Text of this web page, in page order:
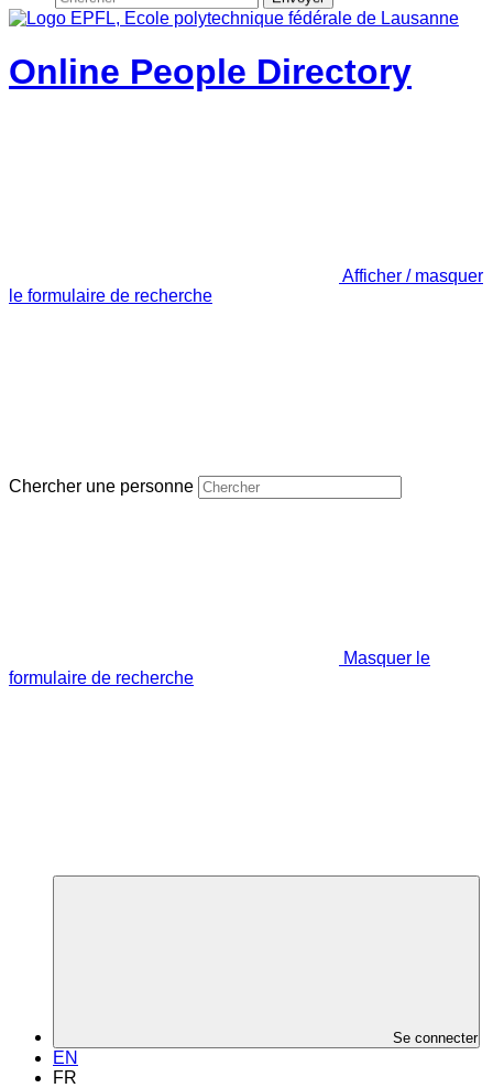
Online People Directory
Afficher / masquer
le formulaire de recherche
Chercher une personne
Masquer le
formulaire de recherche
Se connecter
EN
FR